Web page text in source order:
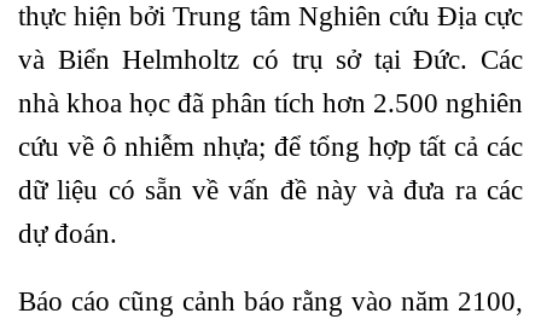
thực hiện bởi Trung tâm Nghiên cứu Địa cực
và Biển Helmholtz có trụ sở tại Đức. Các
nhà khoa học đã phân tích hơn 2.500 nghiên
cứu về ô nhiễm nhựa; để tổng hợp tất cả các
dữ liệu có sẵn về vấn đề này và đưa ra các
dự đoán.
Báo cáo cũng cảnh báo rằng vào năm 2100,